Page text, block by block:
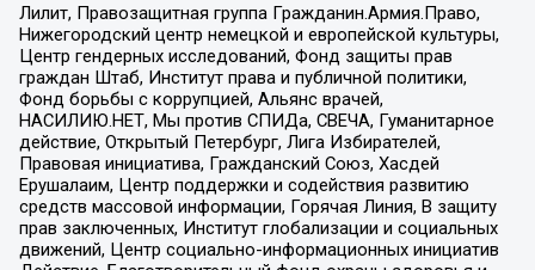
Лилит, Правозащитная группа Гражданин.Армия.Право,
Нижегородский центр немецкой и европейской культуры,
Центр гендерных исследований, Фонд защиты прав
граждан Штаб, Институт права и публичной политики,
Фонд борьбы с коррупцией, Альянс врачей,
НАСИЛИЮ.НЕТ, Мы против СПИДа, СВЕЧА, Гуманитарное
действие, Открытый Петербург, Лига Избирателей,
Правовая инициатива, Гражданский Союз, Хасдей
Ерушалаим, Центр поддержки и содействия развитию
средств массовой информации, Горячая Линия, В защиту
прав заключенных, Институт глобализации и социальных
движений, Центр социально-информационных инициатив